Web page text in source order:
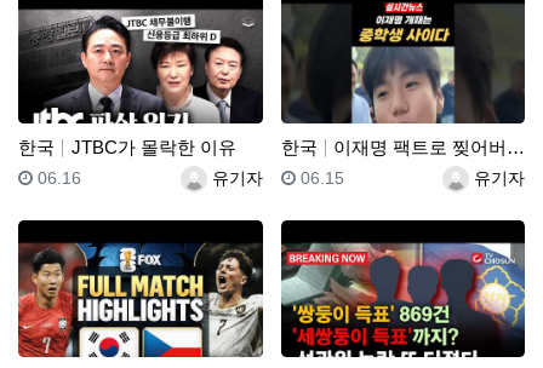
한국 JTBC가 몰락한 이유
등록자유기자
등록일
06.16
한국 이재명 팩트로 찢어버리는 중학생
등록자유기자
등록일
06.15